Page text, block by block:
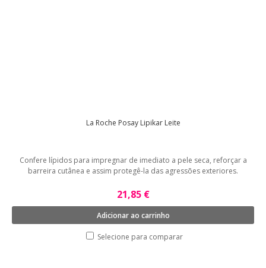
La Roche Posay Lipikar Leite
Confere lípidos para impregnar de imediato a pele seca, reforçar a
barreira cutânea e assim protegê-la das agressões exteriores.
21,85 €
Adicionar ao carrinho
Selecione para comparar